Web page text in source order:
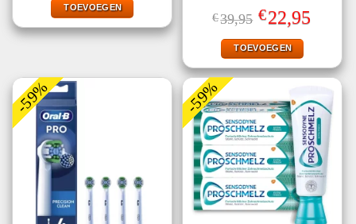
€23,99.
TOEVOEGEN
Gewaardeerd
5.00uit 5
€39,95 Oorspronkelijke
prijs
was:
€39,95.
€22,95prijs
TOEVOEGEN
-59% -59%